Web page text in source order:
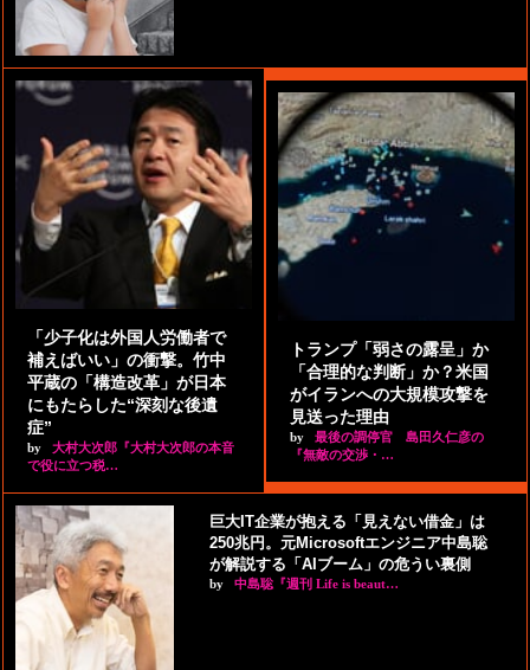
「少子化は外国人労働者で
補えばいい」の衝撃。竹中
平蔵の「構造改革」が日本
にもたらした“深刻な後遺
症”
by
大村大次郎『大村大次郎の本音
で役に立つ税…
トランプ「弱さの露呈」か
「合理的な判断」か？米国
がイランへの大規模攻撃を
見送った理由
by
最後の調停官 島田久仁彦の
『無敵の交渉・…
巨大IT企業が抱える「見えない借金」は
250兆円。元Microsoftエンジニア中島聡
が解説する「AIブーム」の危うい裏側
by 中島聡『週刊 Life is beaut…